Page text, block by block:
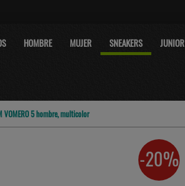
HOMBRE MUJER SNEAKERS JUNIOR
VOMERO 5 hombre, multicolor
-20%